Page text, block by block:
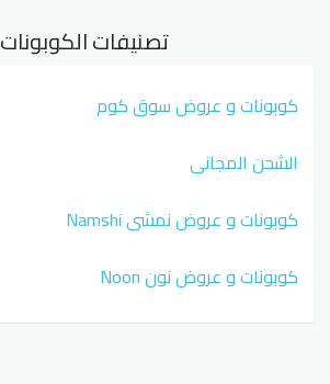
تصنيفات الكوبونات
كوبونات و عروض سوق كوم
الشحن المجاني
كوبونات و عروض نمشي Namshi
كوبونات و عروض نون Noon